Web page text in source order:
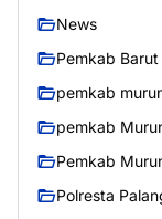
News
Pemkab Barut
pemkab
pemkab
Pemkab
Polresta